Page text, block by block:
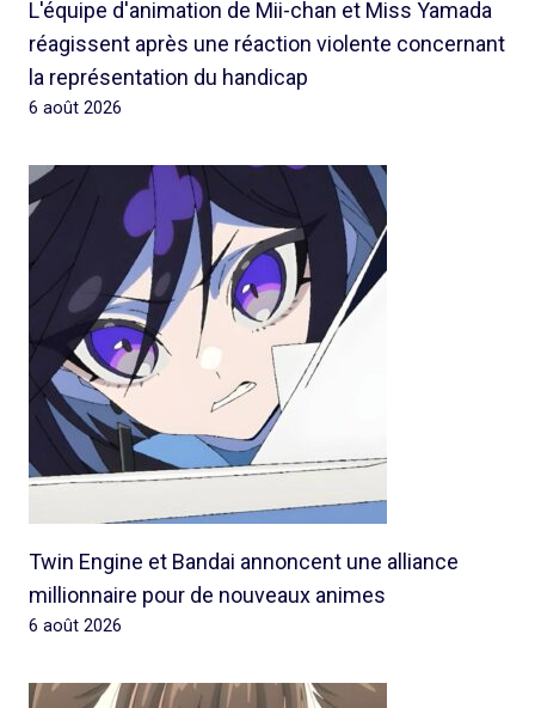
L'équipe d'animation de Mii-chan et Miss Yamada
réagissent après une réaction violente concernant
la représentation du handicap
6 août 2026
Twin Engine et Bandai annoncent une alliance
millionnaire pour de nouveaux animes
6 août 2026